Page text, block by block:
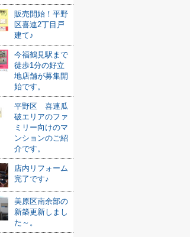
販売開始！平野
区喜連2丁目戸
建て♪
今福鶴見駅まで
徒歩1分の好立
地店舗が募集開
始です。
平野区 喜連瓜
破エリアのファ
ミリー向けのマ
ンションのご紹
介です。
店内リフォーム
完了です♪
美原区南余部の
新築更新しまし
た～。